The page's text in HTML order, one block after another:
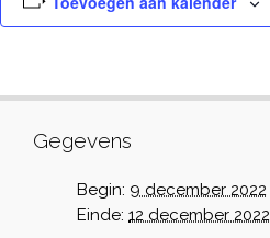
Gegevens
Begin: 9 december 2022
Einde: 12 december 2022